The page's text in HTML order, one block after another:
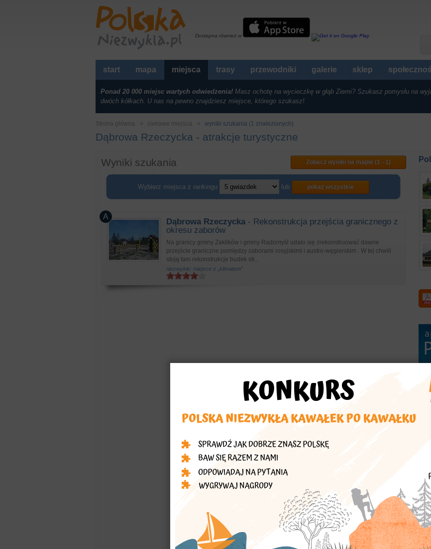
Dostepna również w
start mapa miejsca trasy przewodniki galerie sklep
Ponad 20 000 miejsc wartych odwiedzenia! Masz ochotę na wycieczkę w głąb Ziemi? Szukasz pomysłu na
dwóch kółkach. U nas na pewno znajdziesz miejsce, którego szukasz!
Strona główna ciekawe miejsca wyniki szukania (1 znalezionych)
Dąbrowa Rzeczycka - atrakcje turystyczne
Wyniki szukania Zobacz wyniki na mapie (1 - 1)
Wybierz miejsca z rankingu lub pokaż wszystkie
Dąbrowa Rzeczycka- Rekonstrukcja przejścia granicznego z
okresu zaborów
Na granicy gminy Zaklików i gminy Radomyśl udało się zrekonstruować dawne
przejście graniczne pomiędzy zaborami rosyjskimi i austro-węgierskim . W tej chwili
stoją tam rekonstrukcje budek str...
niezwykłe: miejsce z „klimatem”